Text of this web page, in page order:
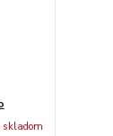
skladom